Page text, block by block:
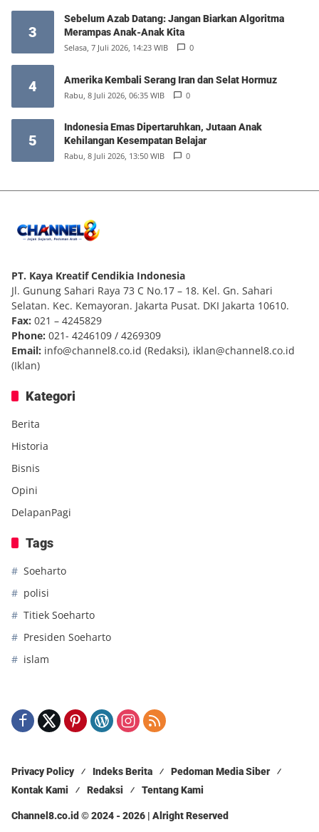
3
Sebelum Azab Datang: Jangan Biarkan Algoritma
Merampas Anak-Anak Kita
Selasa, 7 Juli 2026, 14:23 WIB 0
4 Amerika Kembali Serang Iran dan Selat Hormuz
Rabu, 8 Juli 2026, 06:35 WIB 0
5
Indonesia Emas Dipertaruhkan, Jutaan Anak
Kehilangan Kesempatan Belajar
Rabu, 8 Juli 2026, 13:50 WIB 0
PT. Kaya Kreatif Cendikia Indonesia
Jl. Gunung Sahari Raya 73 C No.17 – 18. Kel. Gn. Sahari
Selatan. Kec. Kemayoran. Jakarta Pusat. DKI Jakarta 10610.
Fax: 021 – 4245829
Phone: 021- 4246109 / 4269309
Email: info@channel8.co.id (Redaksi), iklan@channel8.co.id
(Iklan)
Kategori
Berita
Historia
Bisnis
Opini
DelapanPagi
Tags
Soeharto
polisi
Titiek Soeharto
Presiden Soeharto
islam
Privacy Policy Indeks Berita
Pedoman Media Siber
Kontak Kami
Redaksi Tentang Kami
Channel8.co.id © 2024 - 2026 | Alright Reserved